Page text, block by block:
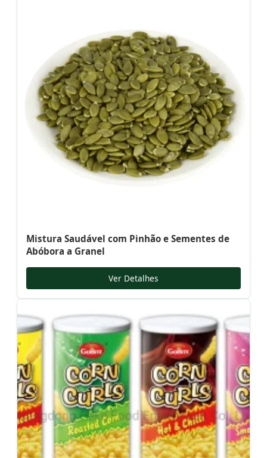
Mistura Saudável com Pinhão e Sementes de
Abóbora a Granel
Ver Detalhes